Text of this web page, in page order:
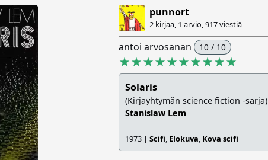
punnort
2 kirjaa, 1 arvio,917 viestiä
antoi arvosanan 10 / 10
★★★★★★★★★★
Solaris
(Kirjayhtymän science fiction -sarja)
Stanislaw Lem
1973 | Scifi, Elokuva, Kova scifi